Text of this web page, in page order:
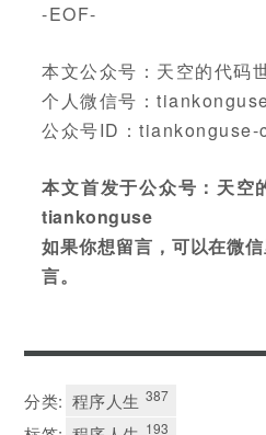
-EOF-
本文公众号：天空的代码
个人微信号：
公众号ID：tiankonguse-
本文首发于公众号：天空
tiankonguse
如果你想留言，可以在微
言。
分类: 程序人生 387
193